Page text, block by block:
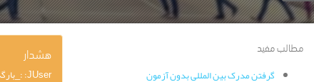
مطالب مفید
گرفتن مدرک بین المللی بدون آزمون
هشدار
JUser: :_بارگذاری :نمی توان کاربر را با این شناسه بارگذاری کرد: 558